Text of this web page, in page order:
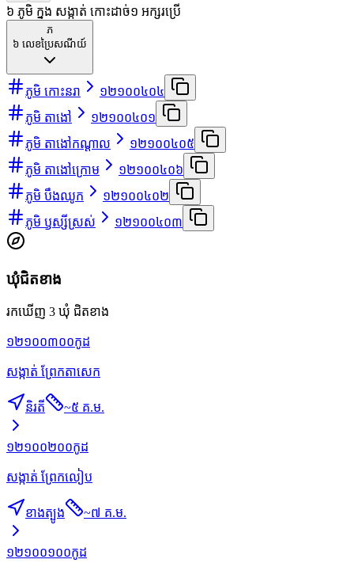
៦ ភូមិ ក្នុង សង្កាត់ កោះដាច់១ អក្សរប្រើ
ភ
៦ លេខប្រៃសណីយ៍
ភូមិ កោះនរា
១២១០០៤០៤
ភូមិ តាងៅ
១២១០០៤០១
ភូមិ តាងៅកណ្ដាល
១២១០០៤០៥
ភូមិ តាងៅក្រោម
១២១០០៤០៦
ភូមិ បឹងឈូក
១២១០០៤០២
ភូមិ ឫស្សីស្រស់
១២១០០៤០៣
ឃុំជិតខាង
រកឃើញ 3 ឃុំ ជិតខាង
១២១០០៣០០កូដ
សង្កាត់ ព្រែកតាសេក
និរតី ~៥ គ.ម.
១២១០០២០០កូដ
សង្កាត់ ព្រែកលៀប
ខាងត្បូង ~៧ គ.ម.
១២១០០១០០កូដ